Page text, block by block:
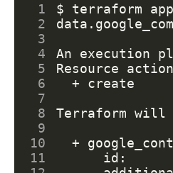
1
2
3
4
5
6
7
8
9
10
11